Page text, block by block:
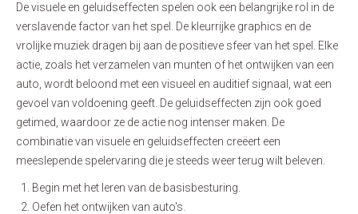
De visuele en geluidseffecten spelen ook een belangrijke rol in de
verslavende factor van het spel. De kleurrijke graphics en de
vrolijke muziek dragen bij aan de positieve sfeer van het spel. Elke
actie, zoals het verzamelen van munten of het ontwijken van een
auto, wordt beloond met een visueel en auditief signaal, wat een
gevoel van voldoening geeft. De geluidseffecten zijn ook goed
getimed, waardoor ze de actie nog intenser maken. De
combinatie van visuele en geluidseffecten creëert een
meeslepende spelervaring die je steeds weer terug wilt beleven.
Begin met het leren van de basisbesturing.
Oefen het ontwijken van auto's.